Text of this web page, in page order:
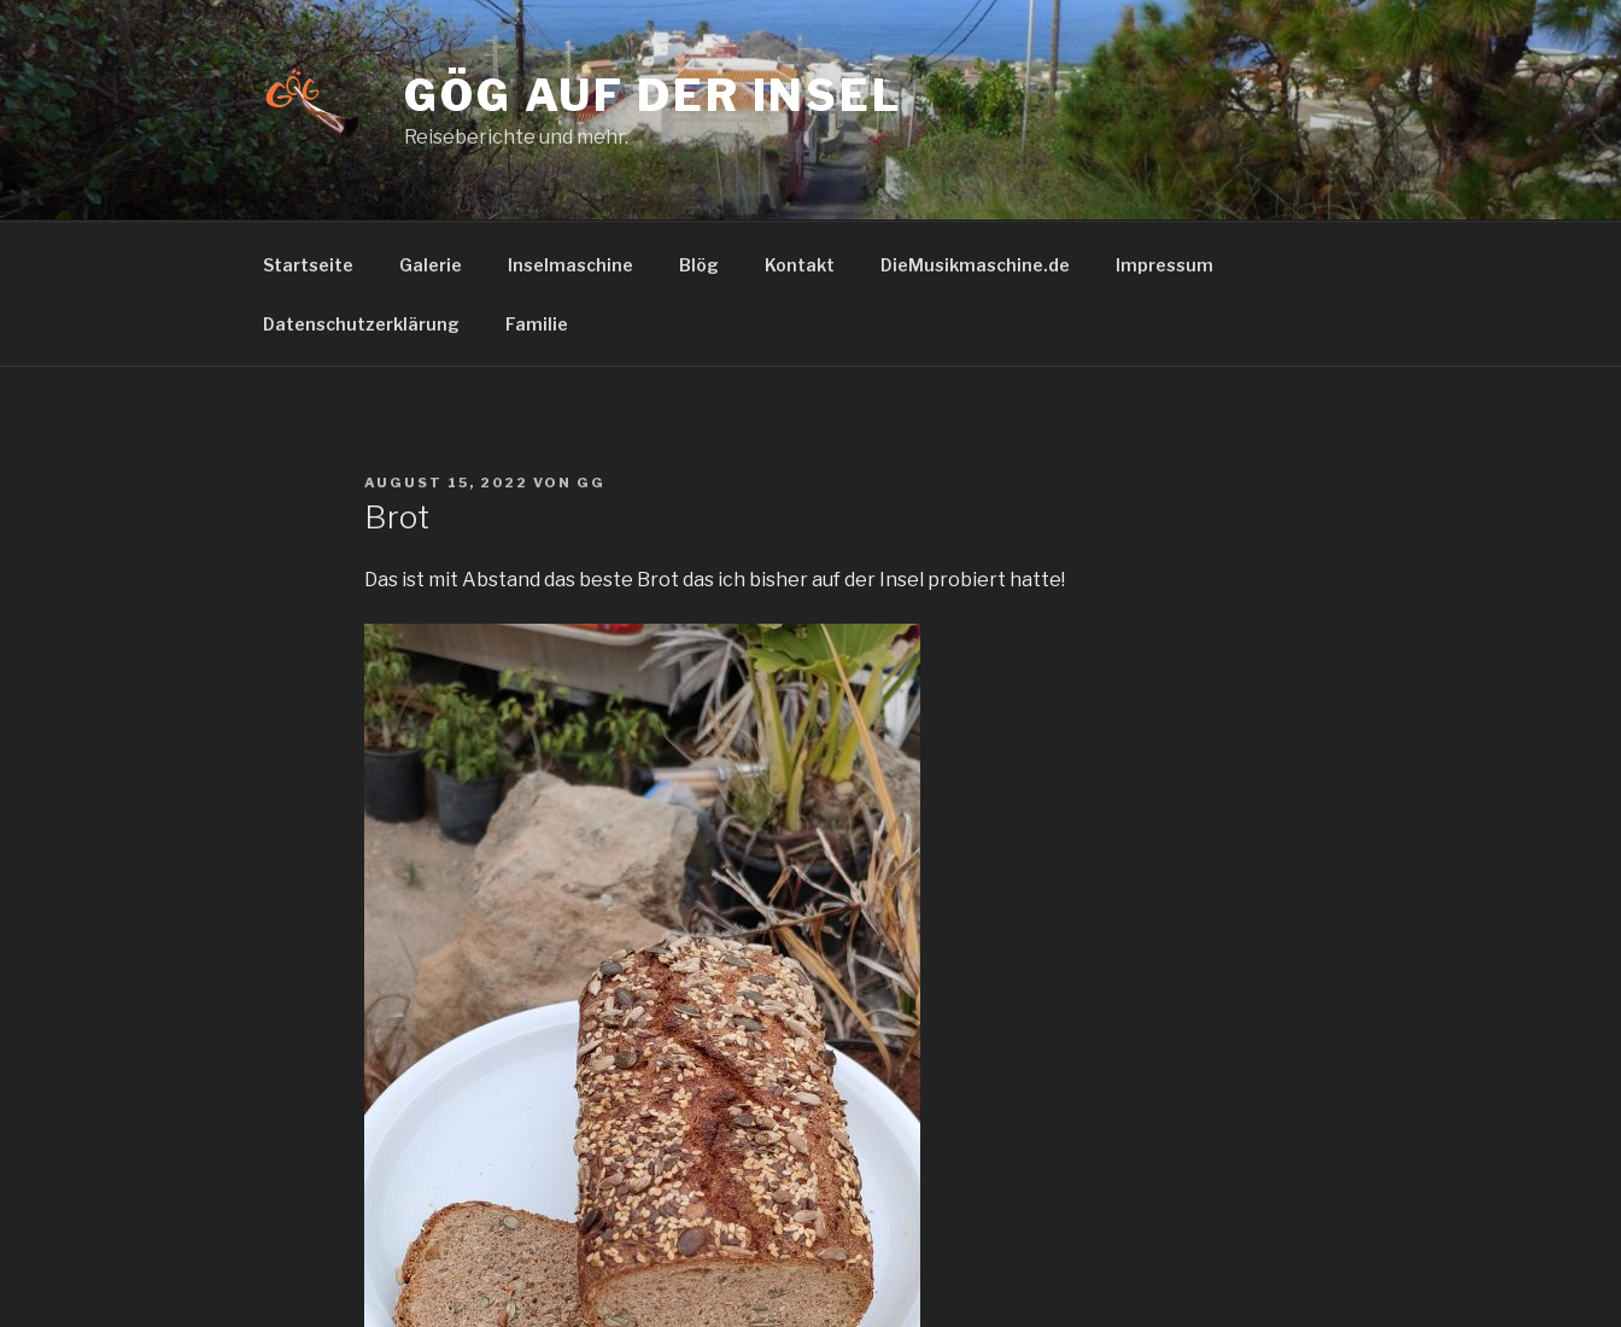
Zum
Inhalt
springen
GÖG AUF DER INSEL
Reiseberichte und mehr.
Startseite Galerie Inselmaschine Blög Kontakt DieMusikmaschine.de Impressum
Datenschutzerklärung Familie
VERÖFFENTLICHT
AUGUST 15, 2022 VON GG
Brot
Das ist mit Abstand das beste Brot das ich bisher auf der Insel probiert hatte!